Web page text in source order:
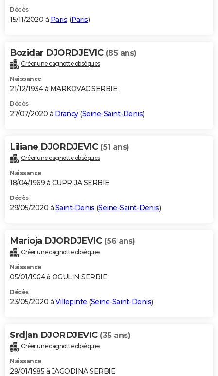
Décès
15/11/2020 à Paris (Paris)
Bozidar DJORDJEVIC (85 ans)
Créer une cagnotte obsèques
Naissance
21/12/1934 à MARKOVAC SERBIE
Décès
27/07/2020 à Drancy(Seine-Saint-Denis)
Liliane DJORDJEVIC (51 ans)
Créer une cagnotte obsèques
Naissance
18/04/1969 à CUPRIJA SERBIE
Décès
29/05/2020 à Saint-Denis (Seine-Saint-Denis)
Marioja DJORDJEVIC (56 ans)
Créer une cagnotte obsèques
Naissance
05/01/1964 à OGULIN SERBIE
Décès
23/05/2020 à Villepinte (Seine-Saint-Denis)
Srdjan DJORDJEVIC (35 ans)
Créer une cagnotte obsèques
Naissance
29/01/1985 à JAGODINA SERBIE